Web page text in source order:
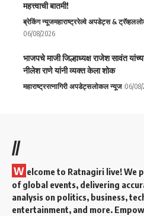
महत्त्वाची बातमी!
ब्रेकिंग न्यूजमहाराष्ट्ररेल्वे अपडेट्स & ट्रॅव्हल
06/08/2026
भाजपचे माजी जिल्हाध्यक्ष राजेश सावंत
नीलेश राणे यांनी व्यक्त केला शोक
महाराष्ट्ररत्नागिरी अपडेट्सलोकल न्यूज 06/
//
W elcome to Ratnagiri live! We
of global events, delivering
analysis on politics, business,
entertainment, and more.